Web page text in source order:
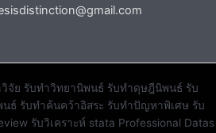
จัย รับทำวิทยานิพนธ์ รับทำดุษฎีนิพนธ์ รับ
นธ์ รับทำค้นคว้าอิสระ รับทำปัญหาพิเศษ รับ
รับวิเคราะห์ stata Professional Datas